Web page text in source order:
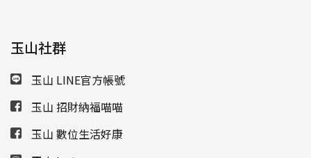
玉山社群
玉山 LINE官方帳號
玉山 招財納福喵喵
玉山 數位生活好康